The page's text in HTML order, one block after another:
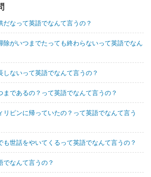
だなって英語でなんて言うの？
除がいつまでたっても終わらないって英語でなん
しないって英語でなんて言うの？
まであるの？って英語でなんて言うの？
リピンに帰っていたの？って英語でなんて言う
も世話をやいてくるって英語でなんて言うの？
でなんて言うの？